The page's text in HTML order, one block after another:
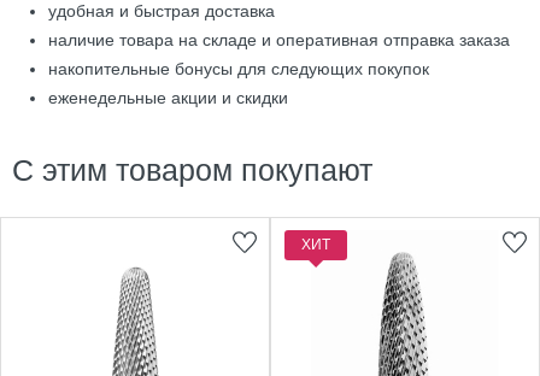
удобная и быстрая доставка
наличие товара на складе и оперативная отправка заказа
накопительные бонусы для следующих покупок
еженедельные акции и скидки
С этим товаром покупают
ХИТ